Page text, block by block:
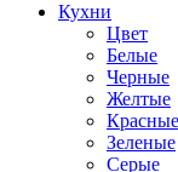
Кухни
Цвет
Белые
Черные
Желтые
Красные
Зеленые
Серые